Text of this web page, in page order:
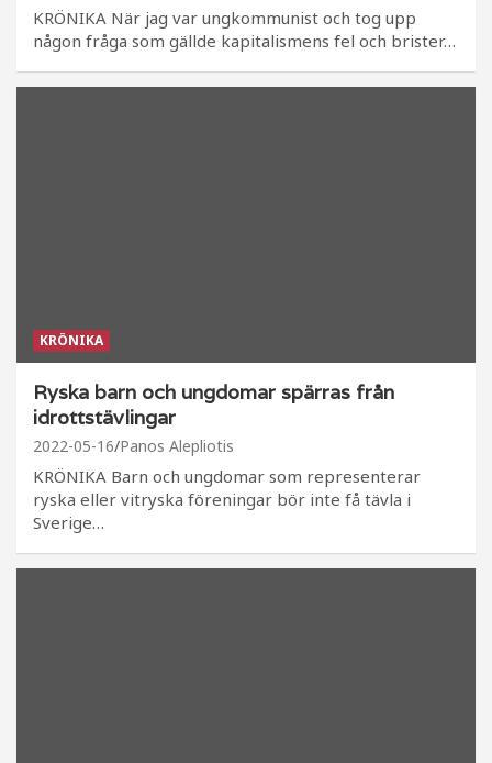
KRÖNIKA När jag var ungkommunist och tog upp
någon fråga som gällde kapitalismens fel och brister…
KRÖNIKA
Ryska barn och ungdomar spärras från
idrottstävlingar
2022-05-16 Panos Alepliotis
KRÖNIKA Barn och ungdomar som representerar
ryska eller vitryska föreningar bör inte få tävla i
Sverige…